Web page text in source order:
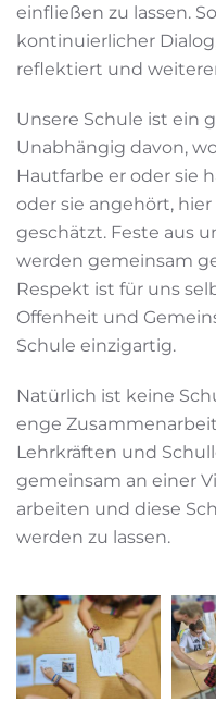
einfließen zu lassen.
kontinuierlicher
reflektiert und
Unsere Schule ist ein
Unabhängig davon,
Hautfarbe er oder sie
oder sie angehört,
geschätzt. Feste aus
werden gemeinsam
Respekt ist für uns
Offenheit und
Schule einzigartig.
Natürlich ist keine
enge
Lehrkräften und
gemeinsam an einer
arbeiten und diese
werden zu lassen.